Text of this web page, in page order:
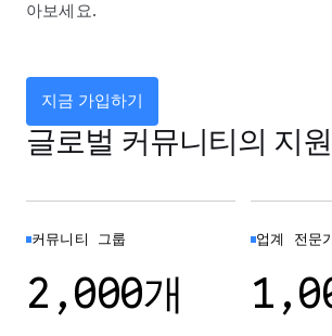
아보세요.
지금 가입하기
글로벌 커뮤니티의 지원
커뮤니티 그룹
2,000개
업계 전문